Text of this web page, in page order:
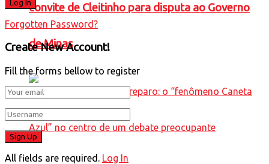
convite de Cleitinho para disputa ao Governo
de Minas
Forgotten Password?
Create New Account!
Fill the forms bellow to register
All fields are required. Log In